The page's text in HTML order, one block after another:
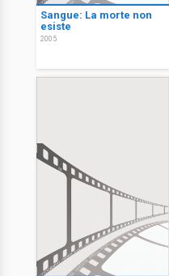
Sangue: La morte non
esiste
2005